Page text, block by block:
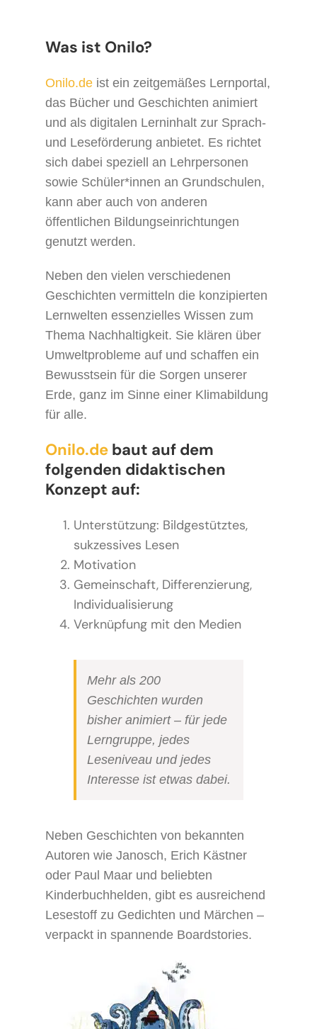
Was ist Onilo?
Onilo.de ist ein zeitgemäßes Lernportal,
das Bücher und Geschichten animiert
und als digitalen Lerninhalt zur Sprach-
und Leseförderung anbietet. Es richtet
sich dabei speziell an Lehrpersonen
sowie Schüler*innen an Grundschulen,
kann aber auch von anderen
öffentlichen Bildungseinrichtungen
genutzt werden.
Neben den vielen verschiedenen
Geschichten vermitteln die konzipierten
Lernwelten essenzielles Wissen zum
Thema Nachhaltigkeit. Sie klären über
Umweltprobleme auf und schaffen ein
Bewusstsein für die Sorgen unserer
Erde, ganz im Sinne einer Klimabildung
für alle.
Onilo.de baut auf dem
folgenden didaktischen
Konzept auf:
Unterstützung: Bildgestütztes,
sukzessives Lesen
Motivation
Gemeinschaft, Differenzierung,
Individualisierung
Verknüpfung mit den Medien
Mehr als 200
Geschichten wurden
bisher animiert – für jede
Lerngruppe, jedes
Leseniveau und jedes
Interesse ist etwas dabei.
Neben Geschichten von bekannten
Autoren wie Janosch, Erich Kästner
oder Paul Maar und beliebten
Kinderbuchhelden, gibt es ausreichend
Lesestoff zu Gedichten und Märchen –
verpackt in spannende Boardstories.